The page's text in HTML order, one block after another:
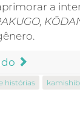
a
histórias